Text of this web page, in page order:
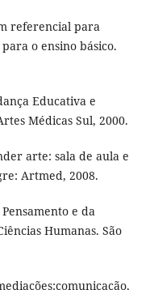
referencial para
o ensino básico.
Educativa e
Médicas Sul, 2000.
arte: sala de aula e
Artmed, 2008.
Pensamento e da
Humanas. São